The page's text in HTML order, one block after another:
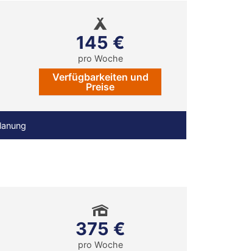
145 €
pro Woche
Verfügbarkeiten und
Preise
375 €
pro Woche